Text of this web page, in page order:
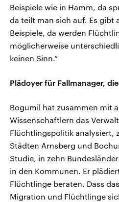
Beispiele wie in Hamm, da
da teilt man sich auf. Es gibt
Beispiele, da werden
möglicherweise
keinen Sinn.“
Plädoyer für Fallmanager,
Bogumil hat zusammen mit
Wissenschaftlern das
Flüchtlingspolitik analysiert,
Städten Arnsberg und
Studie, in zehn
in den Kommunen. Er
Flüchtlinge beraten. Dass
Migration und Flüchtlinge